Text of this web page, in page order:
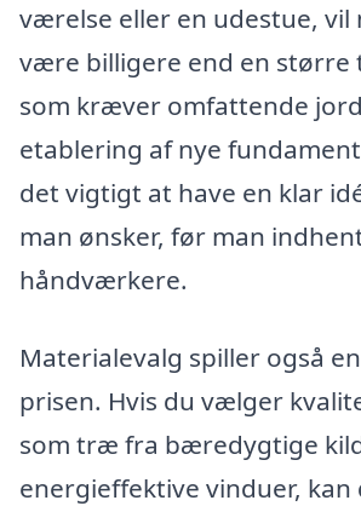
værelse eller en udestue, vil
være billigere end en større
som kræver omfattende
etablering af nye
det vigtigt at have en klar
man ønsker, før man
håndværkere.
Materialevalg spiller også
prisen. Hvis du vælger
som træ fra bæredygtige
energieffektive vinduer, kan